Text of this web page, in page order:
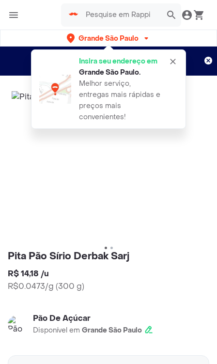
Grande São Paulo
Insira seu endereço em
Grande São Paulo.
Melhor serviço,
entregas mais rápidas e
preços mais
convenientes!
Entregas grátis por 15 dias!
Aplicam T&C
Pita Pão Sírio Derbak Sarj
R$ 14,18 /u
R$0.0473/g (300 g)
Pão De Açúcar
Disponível em Grande São Paulo